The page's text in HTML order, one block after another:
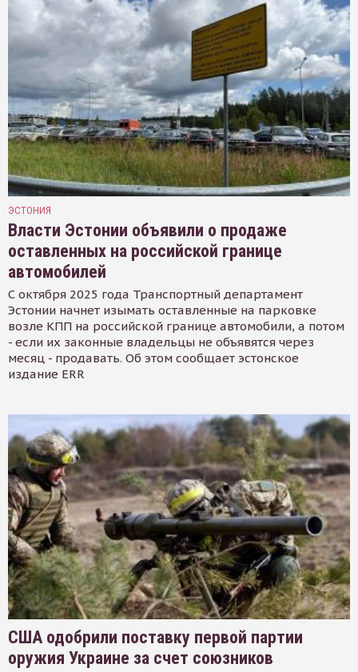
ЭСТОНИЯ
Власти Эстонии объявили о продаже
оставленных на российской границе
автомобилей
С октября 2025 года Транспортный департамент
Эстонии начнет изымать оставленные на парковке
возле КПП на российской границе автомобили, а потом
- если их законные владельцы не объявятся через
месяц - продавать. Об этом сообщает эстонское
издание ERR
США одобрили поставку первой партии
оружия Украине за счет союзников